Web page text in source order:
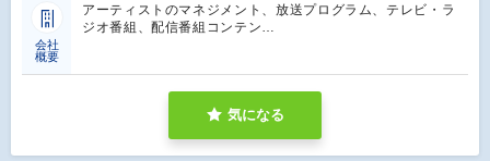
会社
概要
アーティストのマネジメント、放送プログラム、テレビ・ラ
ジオ番組、配信番組コンテン…
気になる